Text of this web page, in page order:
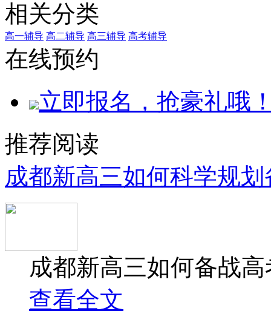
相关分类
高一辅导 高二辅导 高三辅导 高考辅导
在线预约
立即报名，抢豪礼哦
推荐阅读
成都新高三如何科学规
成都新高三如何备战
查看全文